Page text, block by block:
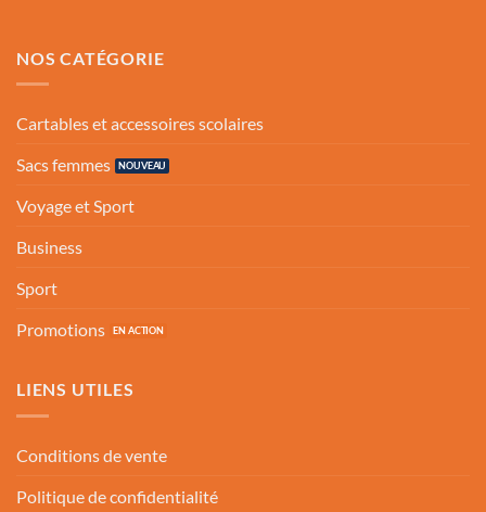
NOS CATÉGORIE
Cartables et accessoires scolaires
Sacs femmes
Voyage et Sport
Business
Sport
Promotions
LIENS UTILES
Conditions de vente
Politique de confidentialité